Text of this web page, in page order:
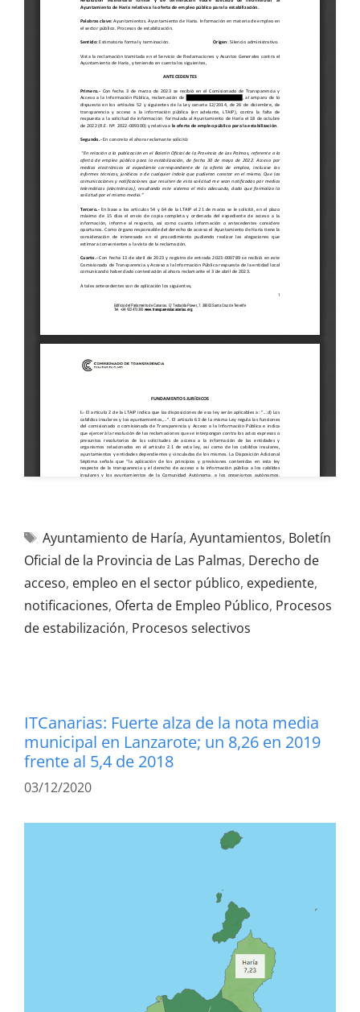
Ayuntamiento de Haría, Ayuntamientos, Boletín
Oficial de la Provincia de Las Palmas, Derecho de
acceso, empleo en el sector público, expediente,
notificaciones, Oferta de Empleo Público, Procesos
de estabilización, Procesos selectivos
ITCanarias: Fuerte alza de la nota media
municipal en Lanzarote; un 8,26 en 2019
frente al 5,4 de 2018
03/12/2020